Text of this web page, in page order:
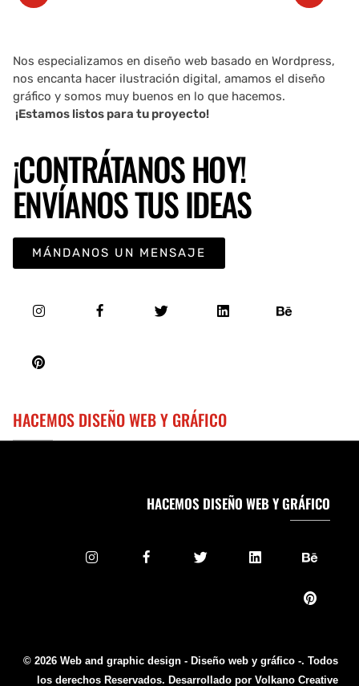
Nos especializamos en diseño web basado en Wordpress,
nos encanta hacer ilustración digital, amamos el diseño
gráfico y somos muy buenos en lo que hacemos.
¡Estamos listos para tu proyecto!
¡CONTRÁTANOS HOY!
ENVÍANOS TUS IDEAS
MÁNDANOS UN MENSAJE
HACEMOS DISEÑO WEB Y GRÁFICO
HACEMOS DISEÑO WEB Y GRÁFICO
© 2026 Web and graphic design - Diseño web y gráfico -. Todos
los derechos Reservados. Desarrollado por Volkano Creative